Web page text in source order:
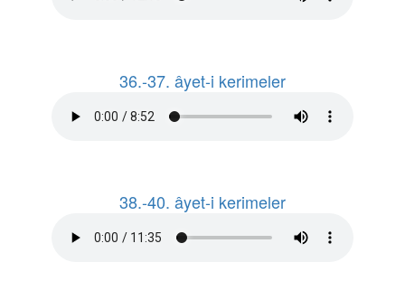
36.-37. âyet-i kerimeler
38.-40. âyet-i kerimeler